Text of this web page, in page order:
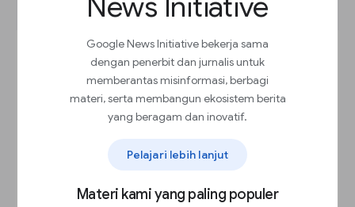
Google News Initiative bekerja sama
dengan penerbit dan jurnalis untuk
memberantas misinformasi, berbagi
materi, serta membangun ekosistem berita
yang beragam dan inovatif.
Pelajari lebih lanjut
Materi kami yang paling populer